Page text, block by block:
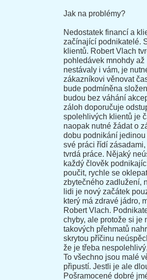
Jak na problémy?
Nedostatek financí a
začínající podnikatelé.
klientů. Robert Vlach
pohledávek mnohdy
nestávaly i vám, je
zákazníkovi věnovat
bude podmíněna
budou bez váhání
záloh doporučuje
spolehlivých klientů je
naopak nutné žádat o
dobu podnikání
své práci řídí
tvrdá práce. Nějaký
každý člověk
poučit, rychle se
zbytečného zadlužení,
lidi je nový začátek
který má zdravé jádro,
Robert Vlach.
chyby, ale protože si je
takových přehmatů
skrytou příčinu
že je třeba
To všechno jsou malé
připustí. Jestli je ale
Pošramocené dobré